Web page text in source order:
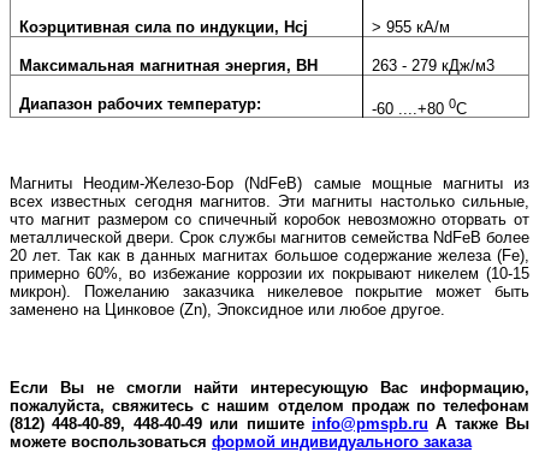
Коэрцитивная сила по индукции, Hcj > 955 кА/м
Максимальная магнитная энергия, BH 263 - 279 кДж/м3
Диапазон рабочих температур: -60 ....+800С
Магниты Неодим-Железо-Бор (NdFeB) самые мощные магниты из
всех известных сегодня магнитов. Эти магниты настолько сильные,
что магнит размером со спичечный коробок невозможно оторвать от
металлической двери. Срок службы магнитов семейства NdFeB более
20 лет. Так как в данных магнитах большое содержание железа (Fe),
примерно 60%, во избежание коррозии их покрывают никелем (10-15
микрон). Пожеланию заказчика никелевое покрытие может быть
заменено на Цинковое (Zn), Эпоксидное или любое другое.
Если Вы не смогли найти интересующую Вас информацию,
пожалуйста, свяжитесь с нашим отделом продаж по телефонам
(812) 448-40-89, 448-40-49 или пишите info@pmspb.ru А также Вы
можете воспользоваться формой индивидуального заказа